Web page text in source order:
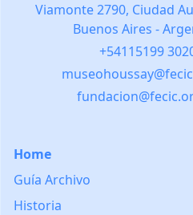
Viamonte 2790, Ciudad
Buenos Aires -
+54115199
Home
Guía Archivo
Historia